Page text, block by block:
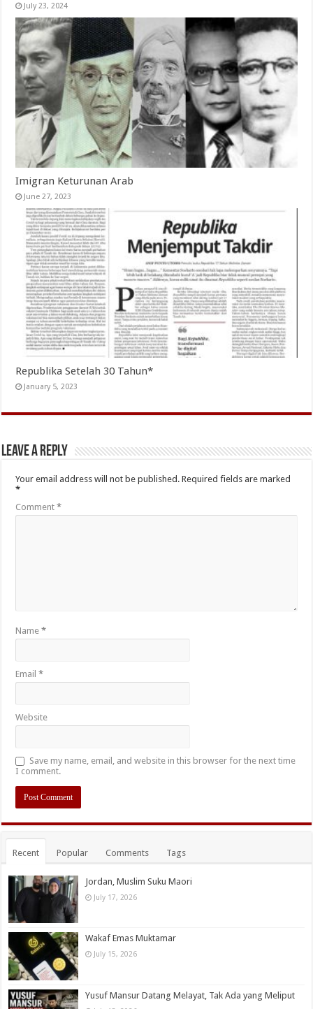
July 23, 2024
Imigran Keturunan Arab
June 27, 2023
Republika Setelah 30 Tahun*
January 5, 2023
Leave a Reply
Your email address will not be published. Required fields are marked
*
Comment*
Name*
Email*
Website
Save my name, email, and website in this browser for the next time
I comment.
Recent Popular Comments Tags
Jordan, Muslim Suku Maori
July 17, 2026
Wakaf Emas Muktamar
July 15, 2026
Yusuf Mansur Datang Melayat, Tak Ada yang Meliput